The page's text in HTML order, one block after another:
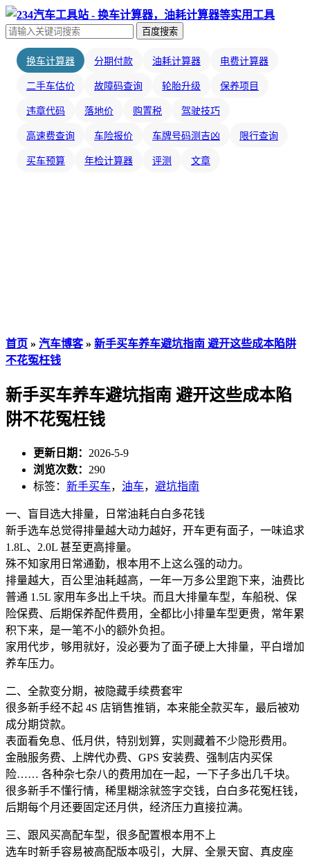
百度搜索
换车计算器 分期付款 油耗计算器 电费计算器
二手车估价 故障码查询 轮胎升级 保养项目
违章代码 落地价 购置税 驾驶技巧
高速费查询 车险报价 车牌号码测吉凶 限行查询
买车预算 年检计算器 评测 文章
首页 » 汽车博客» 新手买车养车避坑指南 避开这些成本陷阱
不花冤枉钱
新手买车养车避坑指南 避开这些成本陷
阱不花冤枉钱
更新日期： 2026-5-9
浏览次数： 290
标签： 新手买车， 油车， 避坑指南
一、盲目选大排量，日常油耗白白多花钱
新手选车总觉得排量越大动力越好，开车更有面子，一味追求
1.8L、2.0L 甚至更高排量。
殊不知家用日常通勤，根本用不上这么强的动力。
排量越大，百公里油耗越高，一年一万多公里跑下来，油费比
普通 1.5L 家用车多出上千块。而且大排量车型，车船税、保
险保费、后期保养配件费用，全都比小排量车型更贵，常年累
积下来，是一笔不小的额外负担。
家用代步，够用就好，没必要为了面子硬上大排量，平白增加
养车压力。
二、全款变分期，被隐藏手续费套牢
很多新手经不起 4S 店销售推销，本来能全款买车，最后被劝
成分期贷款。
表面看免息、低月供，特别划算，实则藏着不少隐形费用。
金融服务费、上牌代办费、GPS 安装费、强制店内买保
险…… 各种杂七杂八的费用加在一起，一下子多出几千块。
很多新手不懂行情，稀里糊涂就签字交钱，白白多花冤枉钱，
后期每个月还要固定还月供，经济压力直接拉满。
三、跟风买高配车型，很多配置根本用不上
选车时新手容易被高配版本吸引，大屏、全景天窗、真皮座